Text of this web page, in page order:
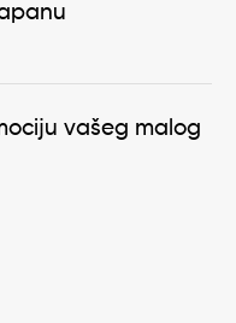
vašeg malog